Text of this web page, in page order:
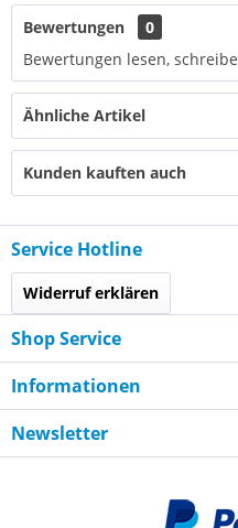
Bewertungen
0
Bewertungen lesen,
Ähnliche Artikel
Kunden kauften auch
Service Hotline
Widerruf erklären
Shop Service
Informationen
Newsletter